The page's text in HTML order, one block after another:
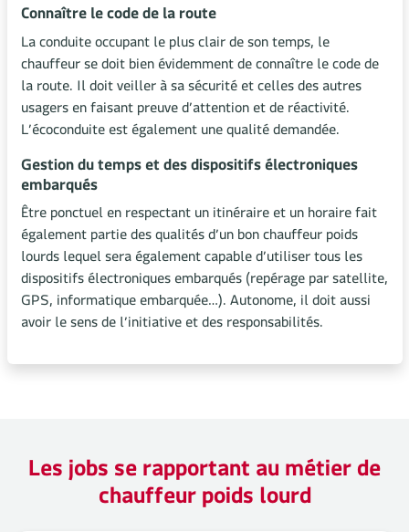
Connaître le code de la route
La conduite occupant le plus clair de son temps, le
chauffeur se doit bien évidemment de connaître le code de
la route. Il doit veiller à sa sécurité et celles des autres
usagers en faisant preuve d’attention et de réactivité.
L’écoconduite est également une qualité demandée.
Gestion du temps et des dispositifs électroniques
embarqués
Être ponctuel en respectant un itinéraire et un horaire fait
également partie des qualités d’un bon chauffeur poids
lourds lequel sera également capable d’utiliser tous les
dispositifs électroniques embarqués (repérage par satellite,
GPS, informatique embarquée…). Autonome, il doit aussi
avoir le sens de l’initiative et des responsabilités.
Les jobs se rapportant au métier de
chauffeur poids lourd